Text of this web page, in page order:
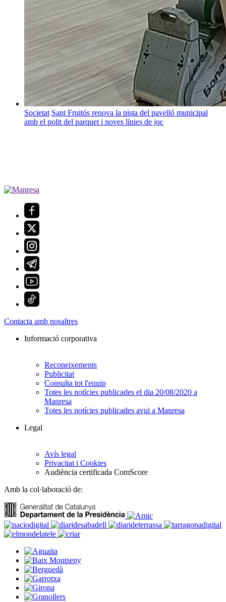
Societat Sant Fruitós renova la pista del pavelló municipal
amb el polit del parquet i noves línies de joc
Contacta amb nosaltres
Informació corporativa
Reconeixements
Publicitat
Consulta tot l'equip
Totes les notícies publicades el dia 20/08/2020 a
Manresa
Totes les notícies publicades avui a Manresa
Legal
Avís legal
Privacitat i Cookies
Audiència certificada ComScore
Amb la col·laboració de: